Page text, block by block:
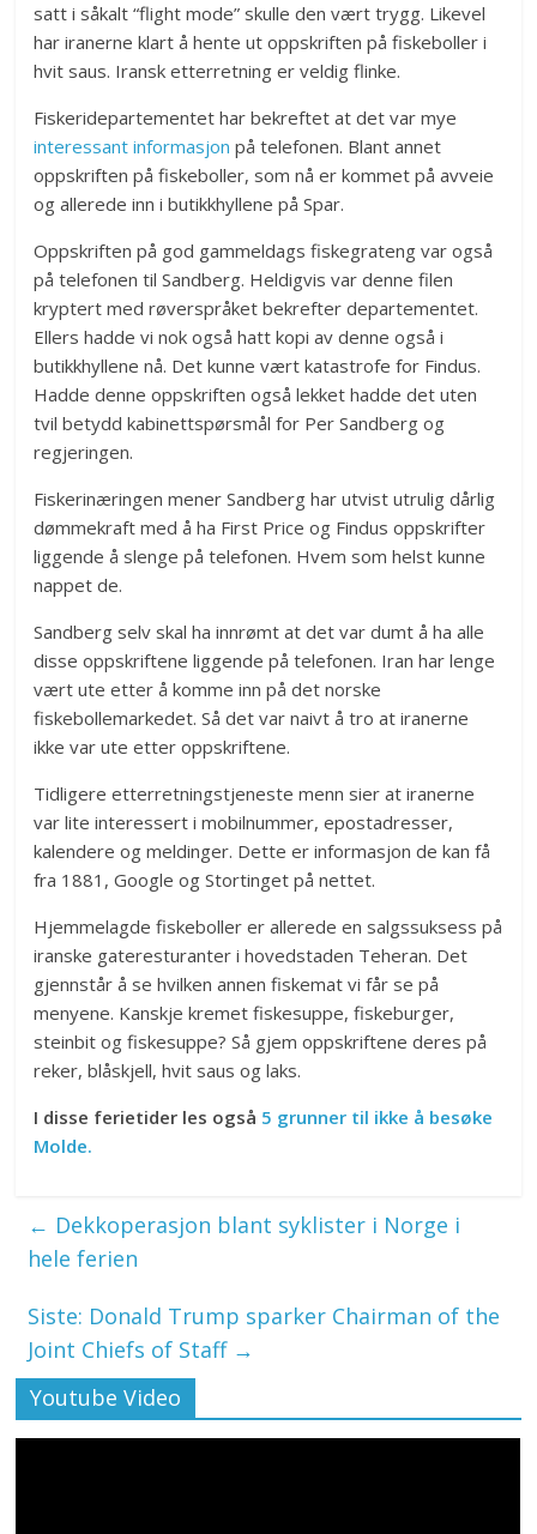
satt i såkalt “flight mode” skulle den vært trygg. Likevel
har iranerne klart å hente ut oppskriften på fiskeboller i
hvit saus. Iransk etterretning er veldig flinke.
Fiskeridepartementet har bekreftet at det var mye
interessant informasjon på telefonen. Blant annet
oppskriften på fiskeboller, som nå er kommet på avveie
og allerede inn i butikkhyllene på Spar.
Oppskriften på god gammeldags fiskegrateng var også
på telefonen til Sandberg. Heldigvis var denne filen
kryptert med røverspråket bekrefter departementet.
Ellers hadde vi nok også hatt kopi av denne også i
butikkhyllene nå. Det kunne vært katastrofe for Findus.
Hadde denne oppskriften også lekket hadde det uten
tvil betydd kabinettspørsmål for Per Sandberg og
regjeringen.
Fiskerinæringen mener Sandberg har utvist utrulig dårlig
dømmekraft med å ha First Price og Findus oppskrifter
liggende å slenge på telefonen. Hvem som helst kunne
nappet de.
Sandberg selv skal ha innrømt at det var dumt å ha alle
disse oppskriftene liggende på telefonen. Iran har lenge
vært ute etter å komme inn på det norske
fiskebollemarkedet. Så det var naivt å tro at iranerne
ikke var ute etter oppskriftene.
Tidligere etterretningstjeneste menn sier at iranerne
var lite interessert i mobilnummer, epostadresser,
kalendere og meldinger. Dette er informasjon de kan få
fra 1881, Google og Stortinget på nettet.
Hjemmelagde fiskeboller er allerede en salgssuksess på
iranske gateresturanter i hovedstaden Teheran. Det
gjennstår å se hvilken annen fiskemat vi får se på
menyene. Kanskje kremet fiskesuppe, fiskeburger,
steinbit og fiskesuppe? Så gjem oppskriftene deres på
reker, blåskjell, hvit saus og laks.
I disse ferietider les også 5 grunner til ikke å besøke
Molde.
← Dekkoperasjon blant syklister i Norge i
hele ferien
Siste: Donald Trump sparker Chairman of the
Joint Chiefs of Staff →
Youtube Video